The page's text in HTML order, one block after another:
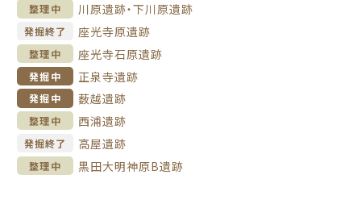
整理中 川原遺跡・下川原遺跡
発掘終了 座光寺原遺跡
整理中 座光寺石原遺跡
発掘中 正泉寺遺跡
発掘中 薮越遺跡
整理中 西浦遺跡
発掘終了 高屋遺跡
整理中 黒田大明神原B遺跡